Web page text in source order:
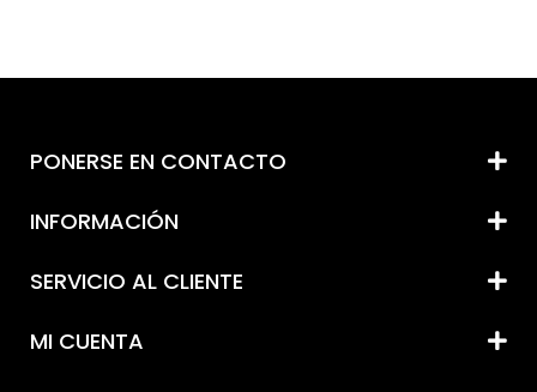
PONERSE EN CONTACTO
INFORMACIÓN
SERVICIO AL CLIENTE
MI CUENTA